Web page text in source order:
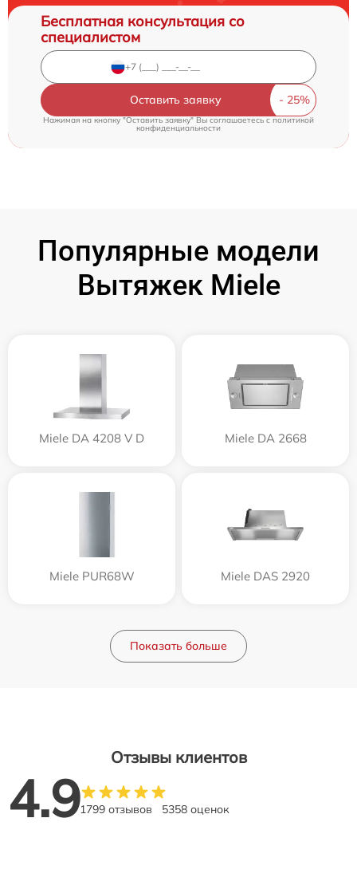
Бесплатная консультация со
специалистом
Оставить заявку
Нажимая на кнопку "Оставить заявку" Вы соглашаетесь cполитикой
конфиденциальности
Популярные модели
Вытяжек Miele
Miele DA 4208 V D Miele DA 2668
Miele PUR68W Miele DAS 2920
Показать больше
Отзывы клиентов
4.91799 отзывов 5358 оценок